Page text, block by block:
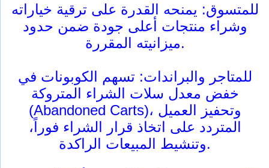
للمتسوق: يمنحه القدرة على ترقية خياراته
وشراء منتجات أعلى جودة ضمن حدود
ميزانيته المقررة.
للمتاجر والبراندات: تسهم الكوبونات في
خفض معدل سلات الشراء المتروكة
(Abandoned Carts)، وتحفيز العميل
المتردد على اتخاذ قرار الشراء فوراً،
وتنشيط المبيعات الراكدة.